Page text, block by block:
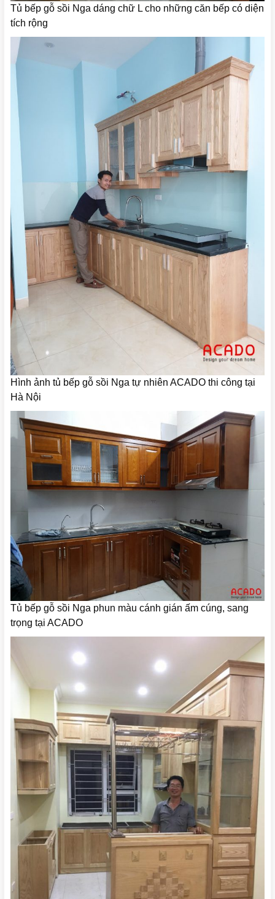
Tủ bếp gỗ sồi Nga dáng chữ L cho những căn bếp có diện
tích rộng
Hình ảnh tủ bếp gỗ sồi Nga tự nhiên ACADO thi công tại
Hà Nội
Tủ bếp gỗ sồi Nga phun màu cánh gián ấm cúng, sang
trọng tại ACADO